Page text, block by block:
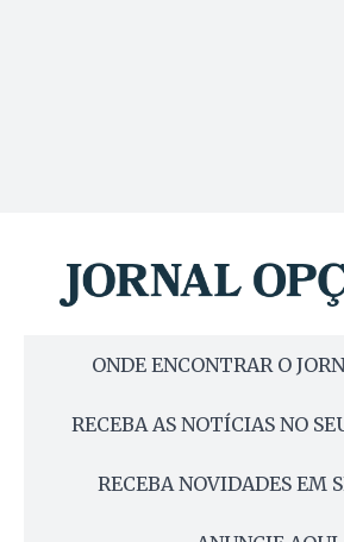
ONDE ENCONTRAR O
RECEBA AS NOTÍCIAS NO
RECEBA NOVIDADES EM